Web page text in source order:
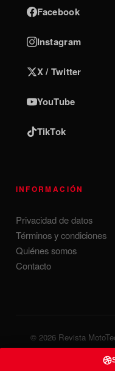
Facebook
Instagram
X / Twitter
YouTube
TikTok
INFORMACIÓN
Privacidad de datos
Términos y condiciones
Quiénes somos
Contacto
© 2026 Revista